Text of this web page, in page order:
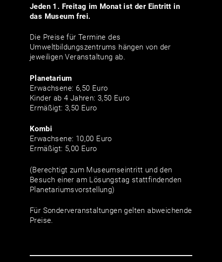
Jeden 1. Freitag im Monat ist der Eintritt in
das Museum frei.
Die Preise für Termine des
Umweltbildungszentrums hängen von der
jeweiligen Veranstaltung ab.
Planetarium
Erwachsene: 6,50 Euro
Kinder ab 4 Jahren: 3,50 Euro
Ermäßigt: 3,50 Euro
Kombi
Erwachsene: 10,00 Euro
Ermäßigt: 5,00 Euro
(Berechtigt zum Museumseintritt und den
Besuch einer am Lösungstag stattfindenden
Planetariumsvorstellung)
Für Sonderveranstaltungen gelten abweichende
Preise.